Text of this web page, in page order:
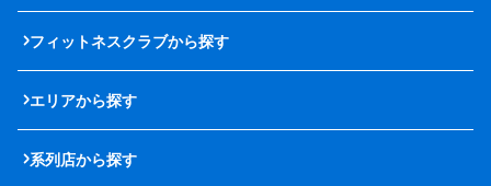
フィットネスクラブから探す
エリアから探す
系列店から探す